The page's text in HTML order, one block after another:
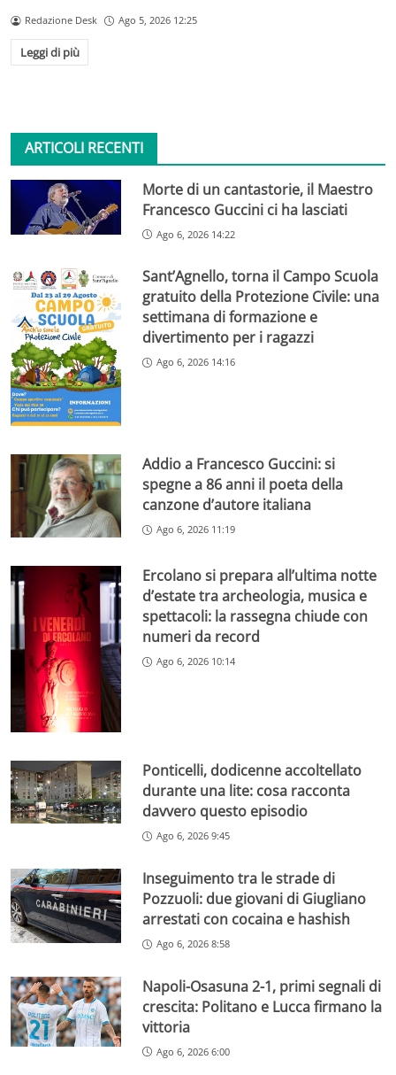
Redazione Desk Ago 5, 2026 12:25
Leggi di più
ARTICOLI RECENTI
Morte di un cantastorie, il Maestro
Francesco Guccini ci ha lasciati
Ago 6, 2026 14:22
Sant’Agnello, torna il Campo Scuola
gratuito della Protezione Civile: una
settimana di formazione e
divertimento per i ragazzi
Ago 6, 2026 14:16
Addio a Francesco Guccini: si
spegne a 86 anni il poeta della
canzone d’autore italiana
Ago 6, 2026 11:19
Ercolano si prepara all’ultima notte
d’estate tra archeologia, musica e
spettacoli: la rassegna chiude con
numeri da record
Ago 6, 2026 10:14
Ponticelli, dodicenne accoltellato
durante una lite: cosa racconta
davvero questo episodio
Ago 6, 2026 9:45
Inseguimento tra le strade di
Pozzuoli: due giovani di Giugliano
arrestati con cocaina e hashish
Ago 6, 2026 8:58
Napoli-Osasuna 2-1, primi segnali di
crescita: Politano e Lucca firmano la
vittoria
Ago 6, 2026 6:00